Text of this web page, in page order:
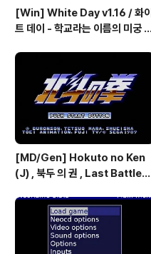
[Win] White Day v1.16 / 화이
트 데이 - 학교라는 이름의 미궁 -
[MD/Gen] Hokuto no Ken
(J) , 북두 의 권 , Last Battle